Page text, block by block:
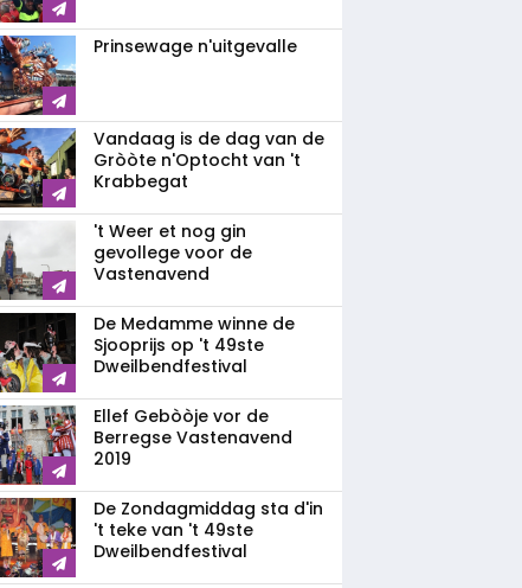
Prinsewage n'uitgevalle
Vandaag is de dag van de
Gròòte n'Optocht van 't
Krabbegat
't Weer et nog gin
gevollege voor de
Vastenavend
De Medamme winne de
Sjooprijs op 't 49ste
Dweilbendfestival
Ellef Gebòòje vor de
Berregse Vastenavend
2019
De Zondagmiddag sta d'in
't teke van 't 49ste
Dweilbendfestival